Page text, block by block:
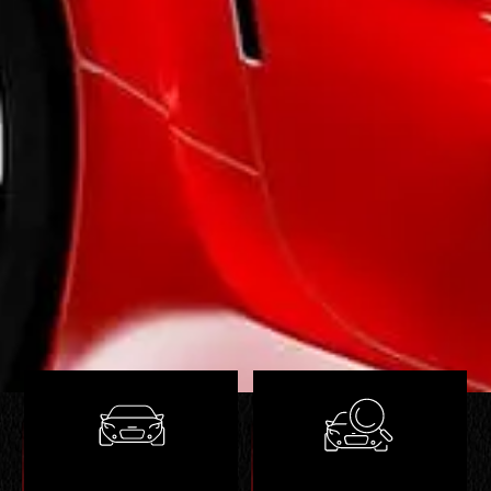
Nous pouvons vous proposer une reprise de
votre ancien véhicule ( selon véhicule ).
Pour chaque véhicule, nous vous garantissons le
kilométrage et sommes en mesure de vous
fournir un historique complet et transparent.
possibilités d'extension de garantie avec notre
partenaire OPTEVEN de 12 à 36 mois.
N’hésitez pas à nous rendre visite ! Notre
showroom est ouvert à tous !
* Vous n'êtes pas de la région ? Nous pouvons
venir vous chercher directement en gare TGV